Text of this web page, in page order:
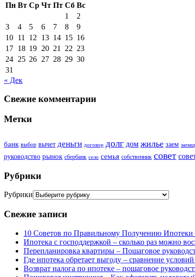
Пн Вт Ср Чт Пт Сб Вс
1
2
3
4 5 6 7 8
9
10 11 12 13 14 15 16
17 18 19 20 21 22 23
24 25 26 27 28 29 30
31
« Дек
Свежие комментарии
Метки
банк выбор вычет деньги договор долг дом жилье заем
руководство рынок сбербанк село семья собственник совет
Рубрики
Рубрики
Свежие записи
10 Советов по Правильному Получению
Ипотека с господдержкой – сколько раз можно
Перепланировка квартиры – Пошаговое
Где ипотека обретает выгоду – сравнение
Возврат налога по ипотеке – пошаговое